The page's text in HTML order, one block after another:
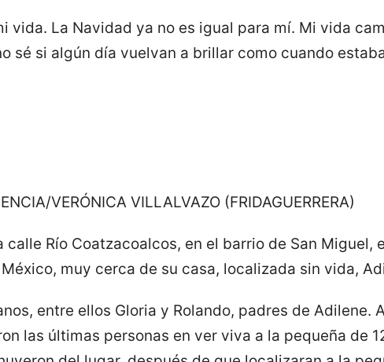
vida. La Navidad ya no es igual para mí. Mi vida
sé si algún día vuelvan a brillar como cuando
VERÓNICA VILLALVAZO (FRIDAGUERRERA)
Río Coatzacoalcos, en el barrio de San Miguel,
muy cerca de su casa, localizada sin vida,
entre ellos Gloria y Rolando, padres de Adilene.
las últimas personas en ver viva a la pequeña de